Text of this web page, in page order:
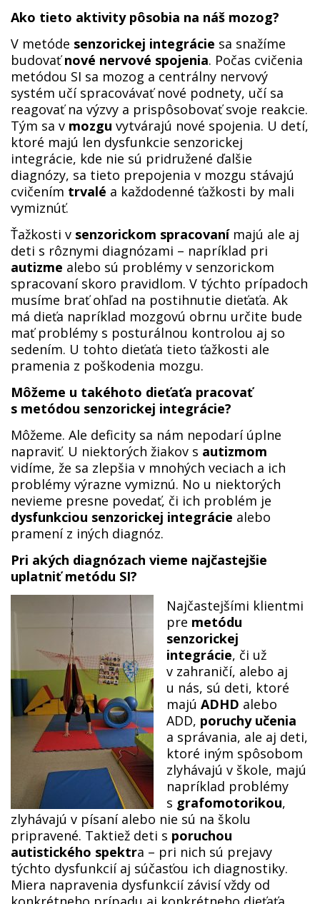
Ako tieto aktivity pôsobia na náš mozog?
V metóde senzorickej integrácie sa snažíme
budovaťnové nervové spojenia. Počas cvičenia
metódou SI sa mozog a centrálny nervový
systém učí spracovávať nové podnety, učí sa
reagovať na výzvy a prispôsobovať svoje reakcie.
Tým sa v mozgu vytvárajú nové spojenia. U detí,
ktoré majú len dysfunkcie senzorickej
integrácie, kde nie sú pridružené ďalšie
diagnózy, sa tieto prepojenia v mozgu stávajú
cvičením trvalé a každodenné ťažkosti by mali
vymiznúť.
Ťažkosti v senzorickom spracovanímajú ale aj
deti s rôznymi diagnózami – napríklad pri
autizme alebo sú problémy v senzorickom
spracovaní skoro pravidlom. V týchto prípadoch
musíme brať ohľad na postihnutie dieťaťa. Ak
má dieťa napríklad mozgovú obrnu určite bude
mať problémy s posturálnou kontrolou aj so
sedením. U tohto dieťaťa tieto ťažkosti ale
pramenia z poškodenia mozgu.
Môžeme u takéhoto dieťaťa pracovať
s metódou senzorickej integrácie?
Môžeme. Ale deficity sa nám nepodarí úplne
napraviť. U niektorých žiakov s autizmom
vidíme, že sa zlepšia v mnohých veciach a ich
problémy výrazne vymiznú. No u niektorých
nevieme presne povedať, či ich problém je
dysfunkciou senzorickej integrácie alebo
pramení z iných diagnóz.
Pri akých diagnózach vieme najčastejšie
uplatniť metódu SI?
Najčastejšími klientmi
pre metódu
senzorickej
integrácie, či už
v zahraničí, alebo aj
u nás, sú deti, ktoré
majú ADHD alebo
ADD, poruchy učenia
a správania, ale aj deti,
ktoré iným spôsobom
zlyhávajú v škole, majú
napríklad problémy
s grafomotorikou,
zlyhávajú v písaní alebo nie sú na školu
pripravené. Taktiež deti s poruchou
autistického spektra – pri nich sú prejavy
týchto dysfunkcií aj súčasťou ich diagnostiky.
Miera napravenia dysfunkcií závisí vždy od